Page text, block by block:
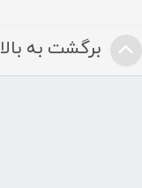
برگشت به بالا